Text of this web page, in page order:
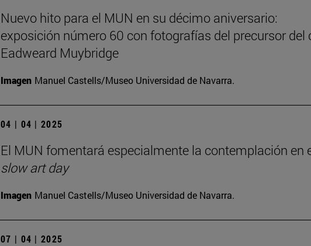
Nuevo hito para el MUN en su décimo aniversario:
exposición número 60 con fotografías del precursor del
Eadweard Muybridge
Imagen Manuel Castells/Museo Universidad de Navarra.
04 | 04 | 2025
El MUN fomentará especialmente la contemplación en
slow art day
Imagen Manuel Castells/Museo Universidad de Navarra.
07 | 04 | 2025